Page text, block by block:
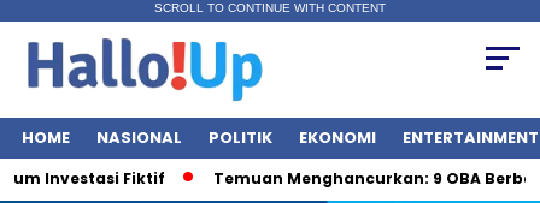
SCROLL TO CONTINUE WITH CONTENT
HOME NASIONAL POLITIK EKONOMI ENTERTAINMENT
Fiktif Temuan Menghancurkan: 9 OBA Berbahaya